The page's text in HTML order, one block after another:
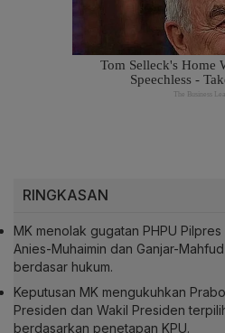
RINGKASAN
MK menolak gugatan PHPU
Anies-Muhaimin dan Ganjar-
berdasar hukum.
Keputusan MK mengukuhkan
Presiden dan Wakil Presiden
berdasarkan penetapan KPU.